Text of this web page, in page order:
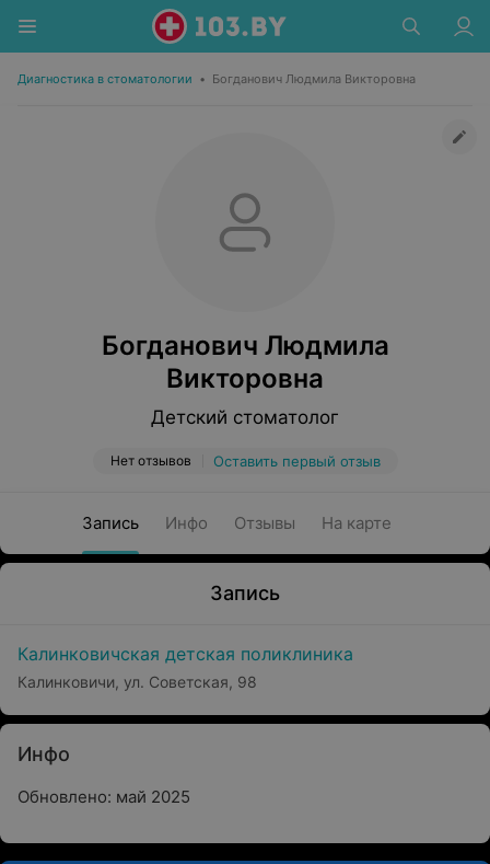
Диагностика в стоматологии • Богданович Людмила Викторовна
Богданович Людмила
Викторовна
Детский стоматолог
Нет отзывов Оставить первый отзыв
Запись Инфо Отзывы На карте
Запись
Калинковичская детская поликлиника
Калинковичи, ул. Советская, 98
Инфо
Обновлено: май 2025